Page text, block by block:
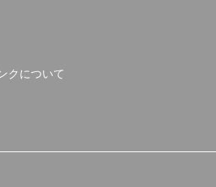
クについて